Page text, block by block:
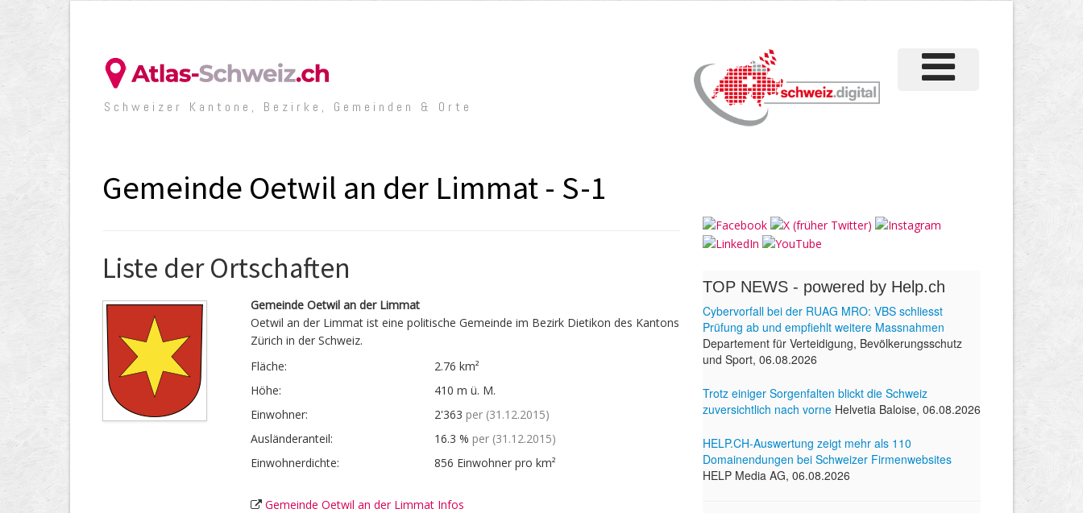
Schweizer Kantone, Bezirke, Gemeinden & Orte
Gemeinde Oetwil an der Limmat - S-1
Liste der Ortschaften
Gemeinde Oetwil an der Limmat
Oetwil an der Limmat ist eine politische Gemeinde im Bezirk Dietikon des Kantons
Zürich in der Schweiz.
Fläche:
2.76 km²
Höhe:
410 m ü. M.
Einwohner:
2'363 per (31.12.2015)
Ausländer­anteil:
16.3 % per (31.12.2015)
Einwohner­dichte:
856 Einwohner pro km²
Gemeinde Oetwil an der Limmat Infos